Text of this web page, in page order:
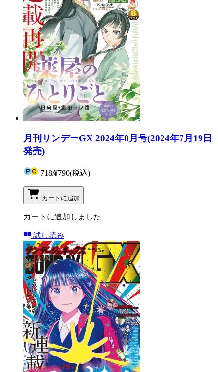
月刊サンデーGX 2024年8月号(2024年7月19日
発売)
718/¥790(税込)
カートに追加
カートに追加しました
試し読み